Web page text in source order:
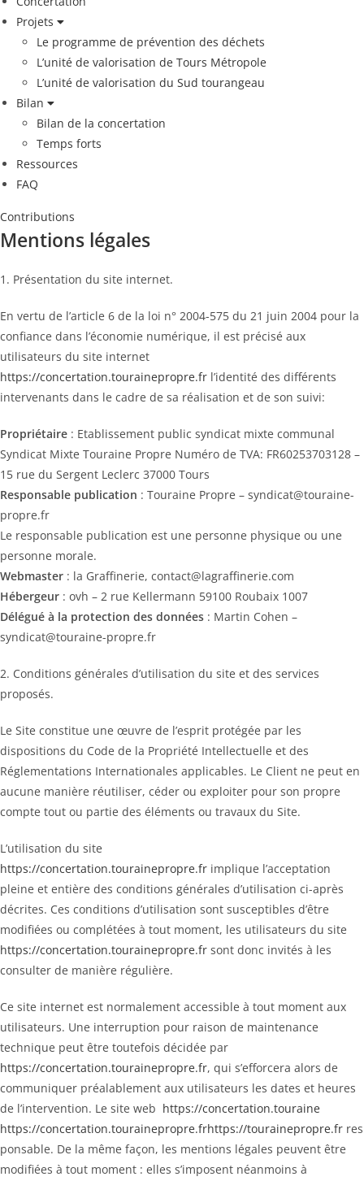
Projets
Le programme de prévention des déchets
L’unité de valorisation de Tours Métropole
L’unité de valorisation du Sud tourangeau
Bilan
Bilan de la concertation
Temps forts
Ressources
FAQ
Contributions
Mentions légales
1. Présentation du site internet.
En vertu de l’article 6 de la loi n° 2004-575 du 21 juin 2004 pour la
confiance dans l’économie numérique, il est précisé aux
utilisateurs du site internet
https://concertation.tourainepropre.fr l’identité des différents
intervenants dans le cadre de sa réalisation et de son suivi:
Propriétaire : Etablissement public syndicat mixte communal
Syndicat Mixte Touraine Propre Numéro de TVA: FR60253703128 –
15 rue du Sergent Leclerc 37000 Tours
Responsable publication : Touraine Propre – syndicat@touraine-
propre.fr
Le responsable publication est une personne physique ou une
personne morale.
Webmaster : la Graffinerie, contact@lagraffinerie.com
Hébergeur : ovh – 2 rue Kellermann 59100 Roubaix 1007
Délégué à la protection des données : Martin Cohen –
syndicat@touraine-propre.fr
2. Conditions générales d’utilisation du site et des services
proposés.
Le Site constitue une œuvre de l’esprit protégée par les
dispositions du Code de la Propriété Intellectuelle et des
Réglementations Internationales applicables. Le Client ne peut en
aucune manière réutiliser, céder ou exploiter pour son propre
compte tout ou partie des éléments ou travaux du Site.
L’utilisation du site
https://concertation.tourainepropre.fr implique l’acceptation
pleine et entière des conditions générales d’utilisation ci-après
décrites. Ces conditions d’utilisation sont susceptibles d’être
modifiées ou complétées à tout moment, les utilisateurs du site
https://concertation.tourainepropre.fr sont donc invités à les
consulter de manière régulière.
Ce site internet est normalement accessible à tout moment aux
utilisateurs. Une interruption pour raison de maintenance
technique peut être toutefois décidée par
https://concertation.tourainepropre.fr, qui s’efforcera alors de
communiquer préalablement aux utilisateurs les dates et heures
de l’intervention. Le site web https://concertation.touraine
https://concertation.tourainepropre.frhttps://tourainepropre.fr res
ponsable. De la même façon, les mentions légales peuvent être
modifiées à tout moment : elles s’imposent néanmoins à